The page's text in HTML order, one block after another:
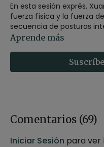
En esta sesión exprés,
fuerza física y la fuerza
secuencia de posturas
Arturo Tierra.
vinyasa yoga
Xuan Lan y
Enfoque:fortalecer
Recomendaciones:
sea necesario hasta
Aprende más
Comentarios (69)
Iniciar Sesión para ver